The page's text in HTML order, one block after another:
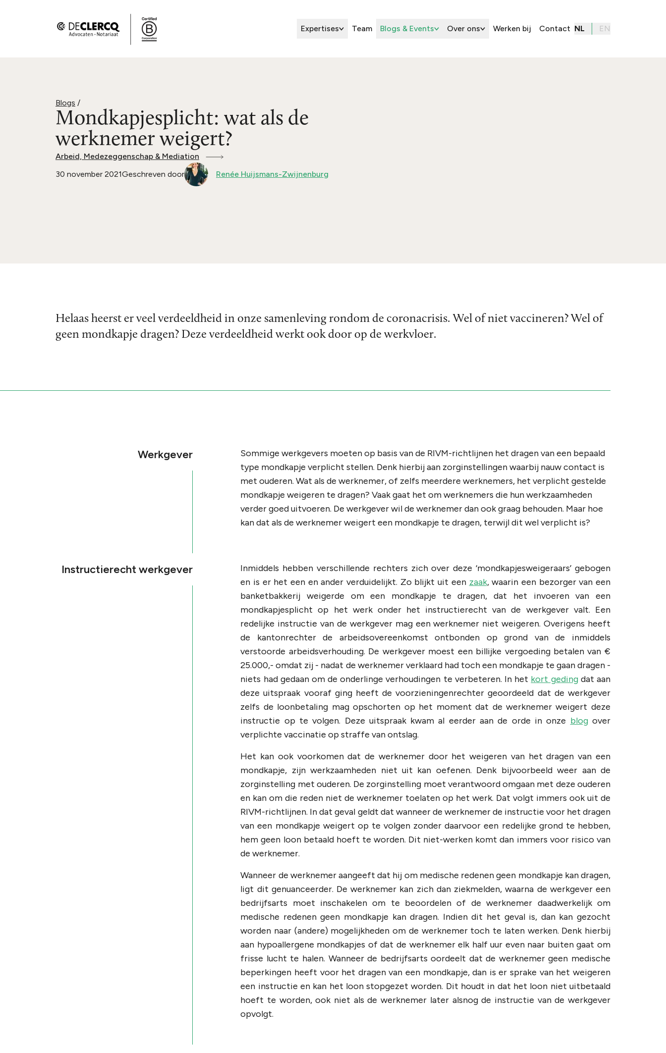
Expertises Team Blogs & Events Over ons Werken bij Contact NL EN
Blogs /
Mondkapjesplicht: wat als de
werknemer weigert?
Arbeid, Medezeggenschap & Mediation
30 november 2021Geschreven door Renée Huijsmans-Zwijnenburg
Helaas heerst er veel verdeeldheid in onze samenleving rondom de coronacrisis. Wel of niet vaccineren? Wel of
geen mondkapje dragen? Deze verdeeldheid werkt ook door op de werkvloer.
Werkgever
Sommige werkgevers moeten op basis van de RIVM-richtlijnen het dragen van een bepaald
type mondkapje verplicht stellen. Denk hierbij aan zorginstellingen waarbij nauw contact is
met ouderen. Wat als de werknemer, of zelfs meerdere werknemers, het verplicht gestelde
mondkapje weigeren te dragen? Vaak gaat het om werknemers die hun werkzaamheden
verder goed uitvoeren. De werkgever wil de werknemer dan ook graag behouden. Maar hoe
kan dat als de werknemer weigert een mondkapje te dragen, terwijl dit wel verplicht is?
Instructierecht werkgever
Inmiddels hebben verschillende rechters zich over deze ‘mondkapjesweigeraars’ gebogen
en is er het een en ander verduidelijkt. Zo blijkt uit een zaak, waarin een bezorger van een
banketbakkerij weigerde om een mondkapje te dragen, dat het invoeren van een
mondkapjesplicht op het werk onder het instructierecht van de werkgever valt. Een
redelijke instructie van de werkgever mag een werknemer niet weigeren. Overigens heeft
de kantonrechter de arbeidsovereenkomst ontbonden op grond van de inmiddels
verstoorde arbeidsverhouding. De werkgever moest een billijke vergoeding betalen van €
25.000,- omdat zij - nadat de werknemer verklaard had toch een mondkapje te gaan dragen -
niets had gedaan om de onderlinge verhoudingen te verbeteren. In het kort gedingdat aan
deze uitspraak vooraf ging heeft de voorzieningenrechter geoordeeld dat de werkgever
zelfs de loonbetaling mag opschorten op het moment dat de werknemer weigert deze
instructie op te volgen. Deze uitspraak kwam al eerder aan de orde in onze blogover
verplichte vaccinatie op straffe van ontslag.
Het kan ook voorkomen dat de werknemer door het weigeren van het dragen van een
mondkapje, zijn werkzaamheden niet uit kan oefenen. Denk bijvoorbeeld weer aan de
zorginstelling met ouderen. De zorginstelling moet verantwoord omgaan met deze ouderen
en kan om die reden niet de werknemer toelaten op het werk. Dat volgt immers ook uit de
RIVM-richtlijnen. In dat geval geldt dat wanneer de werknemer de instructie voor het dragen
van een mondkapje weigert op te volgen zonder daarvoor een redelijke grond te hebben,
hem geen loon betaald hoeft te worden. Dit niet-werken komt dan immers voor risico van
de werknemer.
Wanneer de werknemer aangeeft dat hij om medische redenen geen mondkapje kan dragen,
ligt dit genuanceerder. De werknemer kan zich dan ziekmelden, waarna de werkgever een
bedrijfsarts moet inschakelen om te beoordelen of de werknemer daadwerkelijk om
medische redenen geen mondkapje kan dragen. Indien dit het geval is, dan kan gezocht
worden naar (andere) mogelijkheden om de werknemer toch te laten werken. Denk hierbij
aan hypoallergene mondkapjes of dat de werknemer elk half uur even naar buiten gaat om
frisse lucht te halen. Wanneer de bedrijfsarts oordeelt dat de werknemer geen medische
beperkingen heeft voor het dragen van een mondkapje, dan is er sprake van het weigeren
een instructie en kan het loon stopgezet worden. Dit houdt in dat het loon niet uitbetaald
hoeft te worden, ook niet als de werknemer later alsnog de instructie van de werkgever
opvolgt.